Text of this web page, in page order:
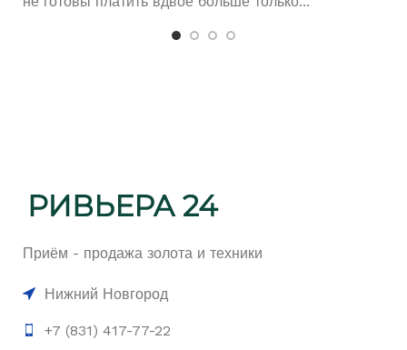
Приём - продажа золота и техники
Нижний Новгород
+7 (831) 417-77-22